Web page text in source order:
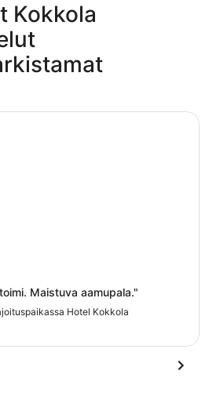
Kokkola
Maistuva aamupala."
Hotel Kokkola